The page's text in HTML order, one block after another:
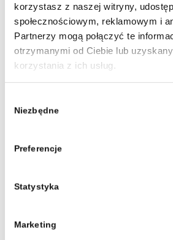
korzystasz z naszej witryny,
społecznościowym, reklamowym i
Partnerzy mogą połączyć te
otrzymanymi od Ciebie lub
korzystania z ich usług.
zgody
Niezbędne
Preferencje
Statystyka
Marketing
IBUK Libra – czytelnia czynna